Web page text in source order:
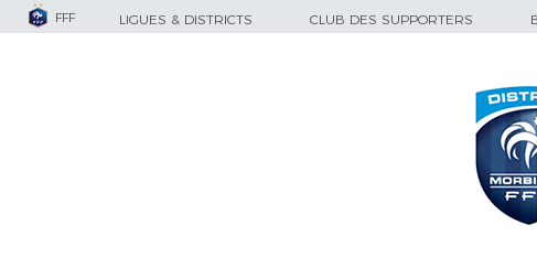
FFF LIGUES & DISTRICTS CLUB DES SUPPORTERS